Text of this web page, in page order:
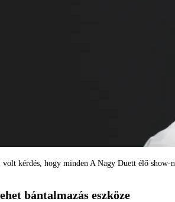
volt kérdés, hogy minden A Nagy Duett élő
bántalmazás eszköze